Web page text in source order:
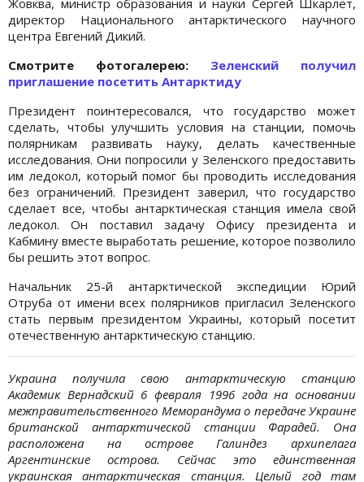
директор Национального антарктического научного
центра Евгений Дикий.
Cмотрите фотогалерею: Зеленский получил
приглашение посетить Антарктиду
Президент поинтересовался, что государство может
сделать, чтобы улучшить условия на станции, помочь
полярникам развивать науку, делать качественные
исследования. Они попросили у Зеленского предоставить
им ледокол, который помог бы проводить исследования
без ограничений. Президент заверил, что государство
сделает все, чтобы антарктическая станция имела свой
ледокол. Он поставил задачу Офису президента и
Кабмину вместе выработать решение, которое позволило
бы решить этот вопрос.
Начальник 25-й антарктической экспедиции Юрий
Отруба от имени всех полярников пригласил Зеленского
стать первым президентом Украины, который посетит
отечественную антарктическую станцию.
Украина получила свою антарктическую станцию
Академик Вернадский 6 февраля 1996 года на основании
межправительственного Меморандума о передаче Украине
британской антарктической станции Фарадей. Она
расположена на острове Галиндез архипелага
Аргентинские острова. Сейчас это единственная
украинская антарктическая станция. Целый год там